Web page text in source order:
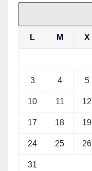
L M X
3 4 5
10 11 12
17 18 19
24 25 26
31